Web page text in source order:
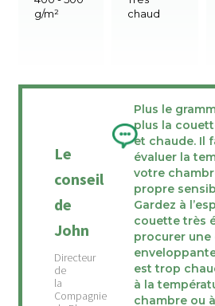
g/m²
chaud
Le
conseil
de
John
Plus le
plus la
et chaude. Il
évaluer la
votre
propre
Gardez à
couette très
procurer une
est trop
à la
chambre ou